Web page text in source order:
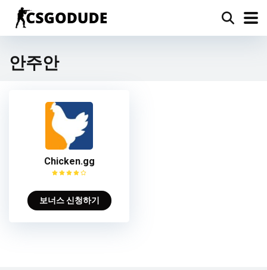
안주안
Chicken.gg
보너스 신청하기